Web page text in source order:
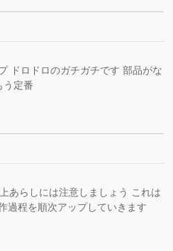
ドロドロのガチガチです 部品がな
定番
あらしには注意しましょう これは
過程を順次アップしていきます